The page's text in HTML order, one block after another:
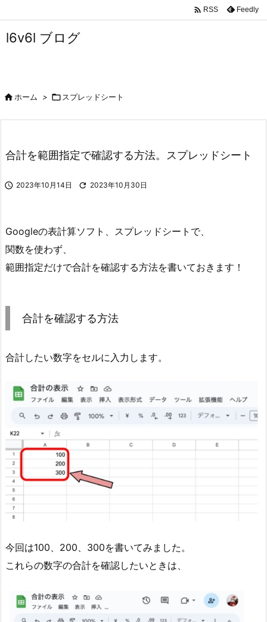
 RSS Feedly
l6v6l ブログ
ホーム >  スプレッドシート
合計を範囲指定で確認する方法。スプレッドシート
 2023年10月14日  2023年10月30日
Googleの表計算ソフト、スプレッドシートで、
関数を使わず、
範囲指定だけで合計を確認する方法を書いておきます！
合計を確認する方法
合計したい数字をセルに入力します。
今回は100、200、300を書いてみました。
これらの数字の合計を確認したいときは、